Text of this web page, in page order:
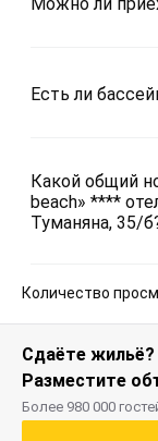
Есть ли
Какой общий
beach» ****
Туманяна, 35/
Количество
Сдаёте жильё?
Разместите
Более 980 000